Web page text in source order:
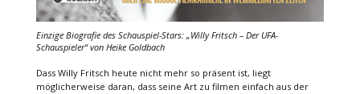
Einzige Biografie des Schauspiel-Stars: „Willy Fritsch – Der UFA-
Schauspieler“ von Heike Goldbach
Dass Willy Fritsch heute nicht mehr so präsent ist, liegt
möglicherweise daran, dass seine Art zu filmen einfach aus der